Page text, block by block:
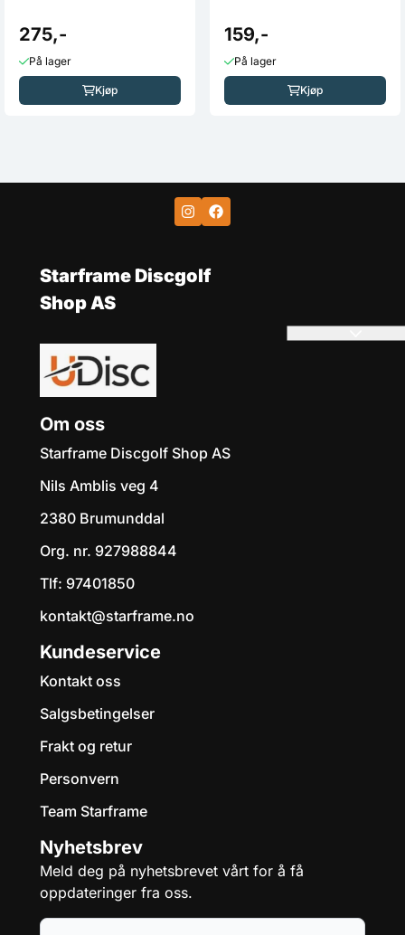
275,-
På lager
Kjøp
159,-
På lager
Kjøp
Starframe Discgolf
Shop AS
Om oss
Starframe Discgolf Shop AS
Nils Amblis veg 4
2380 Brumunddal
Org. nr. 927988844
Tlf: 97401850
kontakt@starframe.no
Kundeservice
Kontakt oss
Salgsbetingelser
Frakt og retur
Personvern
Team Starframe
Nyhetsbrev
Meld deg på nyhetsbrevet vårt for å få
oppdateringer fra oss.
E-post